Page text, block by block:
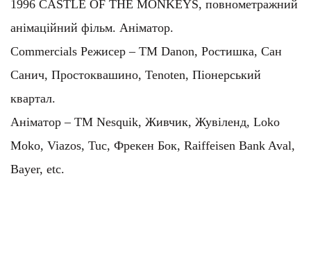
Про курс
Тривалість курсу